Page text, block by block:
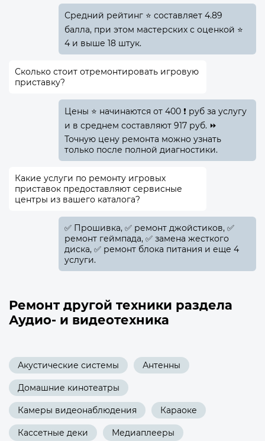
Средний рейтинг ⭐ составляет 4.89
балла, при этом мастерских с оценкой ⭐
4 и выше 18 штук.
Сколько стоит отремонтировать игровую
приставку?
Цены ⭐ начинаются от 400 ❗ руб за услугу
и в среднем составляют 917 руб. ⏩
Точную цену ремонта можно узнать
только после полной диагностики.
Какие услуги по ремонту игровых
приставок предоставляют сервисные
центры из вашего каталога?
✅️ Прошивка, ✅️ ремонт джойстиков, ✅️
ремонт геймпада, ✅️ замена жесткого
диска, ✅️ ремонт блока питания и еще 4
услуги.
Ремонт другой техники раздела
Аудио- и видеотехника
Акустические системы Антенны
Домашние кинотеатры
Камеры видеонаблюдения Караоке
Кассетные деки Медиаплееры